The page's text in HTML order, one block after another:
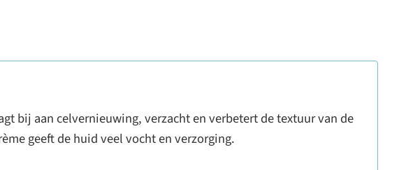
​​bij aan celvernieuwing, verzacht en verbetert de textuur van de
geeft de huid veel vocht en verzorging.